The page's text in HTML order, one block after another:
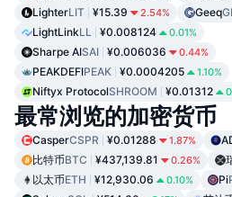
LighterLIT ¥15.39 2.54% Geeq
LightLinkLL ¥0.008124 0.01%
Sharpe AISAI ¥0.006036 0.44%
PEAKDEFIPEAK ¥0.0004205 1.10%
Niftyx ProtocolSHROOM ¥0.01312
最常浏览的加密货币
CasperCSPR ¥0.01288 1.87%
比特币BTC ¥437,139.81 0.26%
以太币ETH ¥12,930.06 0.10% Pi